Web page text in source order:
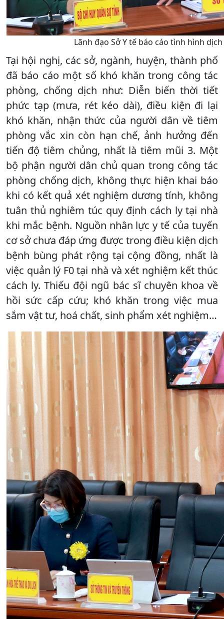
Lãnh đạo Sở Y tế báo cáo tình hình
Tại hội nghị, các sở, ngành, huyện, thành phố
đã báo cáo một số khó khăn trong công tác
phòng, chống dịch như: Diễn biến thời tiết
phức tạp (mưa, rét kéo dài), điều kiện đi lại
khó khăn, nhận thức của người dân về tiêm
phòng vắc xin còn hạn chế, ảnh hưởng đến
tiến độ tiêm chủng, nhất là tiêm mũi 3. Một
bộ phận người dân chủ quan trong công tác
phòng chống dịch, không thực hiện khai báo
khi có kết quả xét nghiệm dương tính, không
tuân thủ nghiêm túc quy định cách ly tại nhà
khi mắc bệnh. Nguồn nhân lực y tế của tuyến
cơ sở chưa đáp ứng được trong điều kiện dịch
bệnh bùng phát rộng tại cộng đồng, nhất là
việc quản lý F0 tại nhà và xét nghiệm kết thúc
cách ly. Thiếu đội ngũ bác sĩ chuyên khoa về
hồi sức cấp cứu; khó khăn trong việc mua
sắm vật tư, hoá chất, sinh phẩm xét nghiệm…